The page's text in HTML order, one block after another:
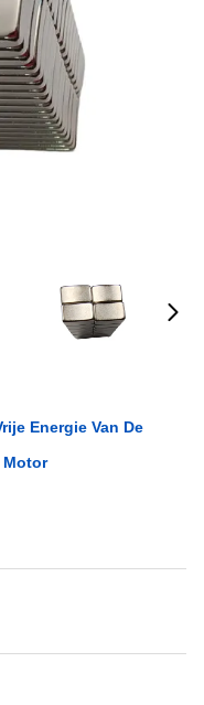
Energie Van De
Motor